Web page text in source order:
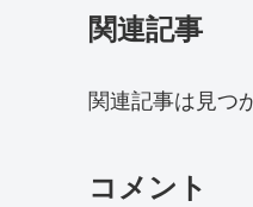
関連記事
関連記事は見つ
コメント